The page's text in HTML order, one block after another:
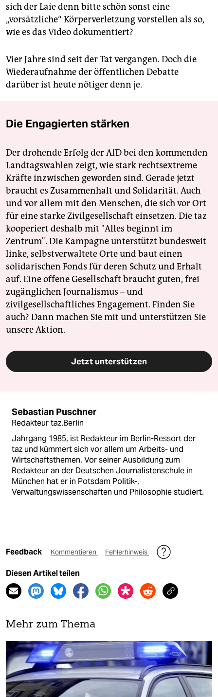
sich der Laie denn bitte schön sonst eine
„vorsätzliche“ Körperverletzung vorstellen als so,
wie es das Video dokumentiert?
Vier Jahre sind seit der Tat vergangen. Doch die
Wiederaufnahme der öffentlichen Debatte
darüber ist heute nötiger denn je.
Die Engagierten stärken
Der drohende Erfolg der AfD bei den kommenden
Landtagswahlen zeigt, wie stark rechtsextreme
Kräfte inzwischen geworden sind. Gerade jetzt
braucht es Zusammenhalt und Solidarität. Auch
und vor allem mit den Menschen, die sich vor Ort
für eine starke Zivilgesellschaft einsetzen. Die taz
kooperiert deshalb mit "Alles beginnt im
Zentrum". Die Kampagne unterstützt bundesweit
linke, selbstverwaltete Orte und baut einen
solidarischen Fonds für deren Schutz und Erhalt
auf. Eine offene Gesellschaft braucht guten, frei
zugänglichen Journalismus – und
zivilgesellschaftliches Engagement. Finden Sie
auch? Dann machen Sie mit und unterstützen Sie
unsere Aktion.
Jetzt unterstützen
Sebastian Puschner
Redakteur taz.Berlin
Jahrgang 1985, ist Redakteur im Berlin-Ressort der
taz und kümmert sich vor allem um Arbeits- und
Wirtschaftsthemen. Vor seiner Ausbildung zum
Redakteur an der Deutschen Journalistenschule in
München hat er in Potsdam Politik-,
Verwaltungswissenschaften und Philosophie studiert.
Feedback Kommentieren Fehlerhinweis
Diesen Artikel teilen
Mehr zum Thema